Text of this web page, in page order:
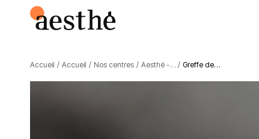
Accueil / Accueil / Nos centres / Aesthé -… / Greffe de…